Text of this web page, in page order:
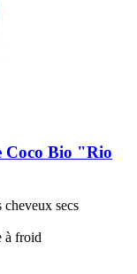
Coco Bio "Rio
cheveux secs
à froid